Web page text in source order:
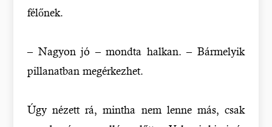
félőnek.
– Nagyon jó – mondta halkan. – Bármelyik
pillanatban megérkezhet.
Úgy nézett rá, mintha nem lenne más, csak